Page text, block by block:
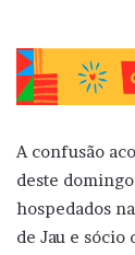
A confusão
deste
hospedados
de Jau e